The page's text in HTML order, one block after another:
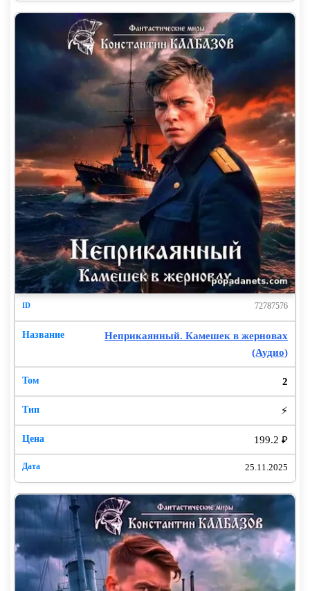
72787576
Неприкаянный. Камешек в жерновах
(Аудио)
2
⚡
199.2 ₽
25.11.2025